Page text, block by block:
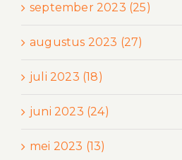
september 2023 (25)
augustus 2023 (27)
juli 2023 (18)
juni 2023 (24)
mei 2023 (13)